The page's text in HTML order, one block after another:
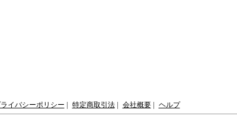
イバシーポリシー 特定商取引法| 会社概要| ヘルプ